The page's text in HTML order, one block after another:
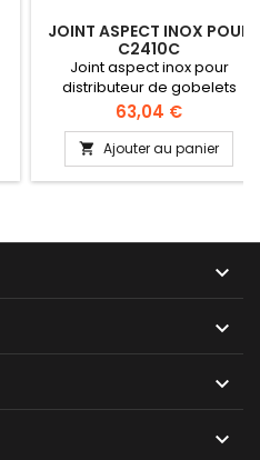
JOINT ASPECT INOX POUR
C2410C
Joint aspect inox pour
distributeur de gobelets
C2410C Diamètre anneau
extérieur 174 mm
Prix
63,04 €
 Ajouter au panier



